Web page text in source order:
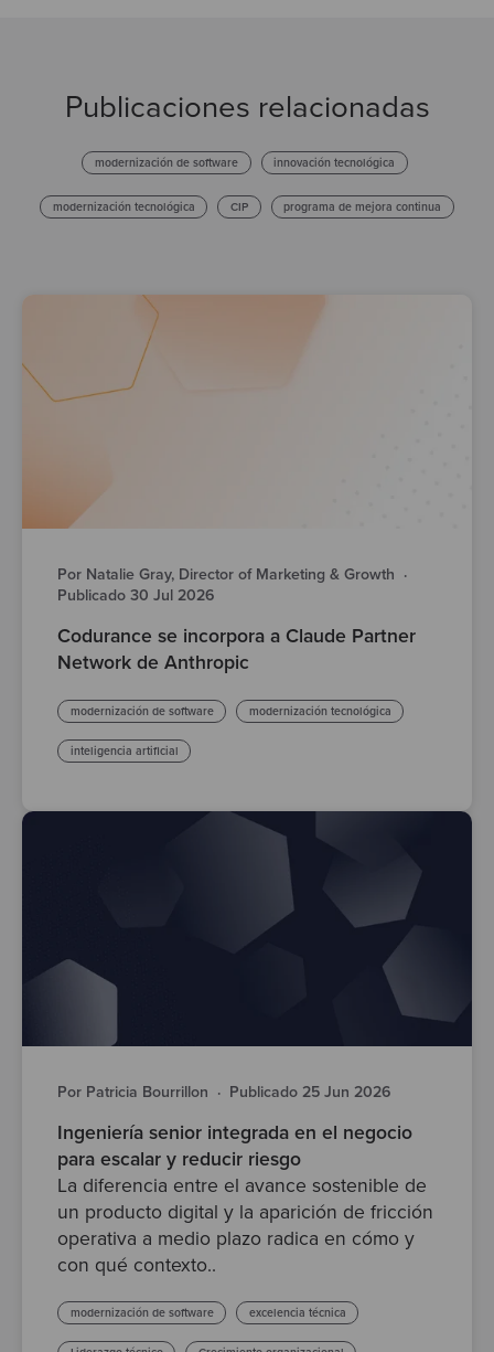
Publicaciones relacionadas
modernización de software innovación tecnológica
modernización tecnológica CIP programa de mejora continua
Por Natalie Gray, Director of Marketing & Growth ·
Publicado 30 Jul 2026
Codurance se incorpora a Claude Partner
Network de Anthropic
modernización de software modernización tecnológica
inteligencia artificial
Por Patricia Bourrillon · Publicado 25 Jun 2026
Ingeniería senior integrada en el negocio
para escalar y reducir riesgo
La diferencia entre el avance sostenible de
un producto digital y la aparición de fricción
operativa a medio plazo radica en cómo y
con qué contexto..
modernización de software excelencia técnica